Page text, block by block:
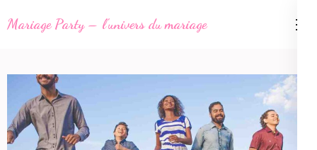
au
(Pressez
Entrée)
Mariage Party – l'univers du mariage